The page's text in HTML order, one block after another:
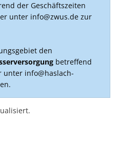
der Geschäftszeiten
unter info@zwus.de zur
den
betreffend
unter info@haslach-